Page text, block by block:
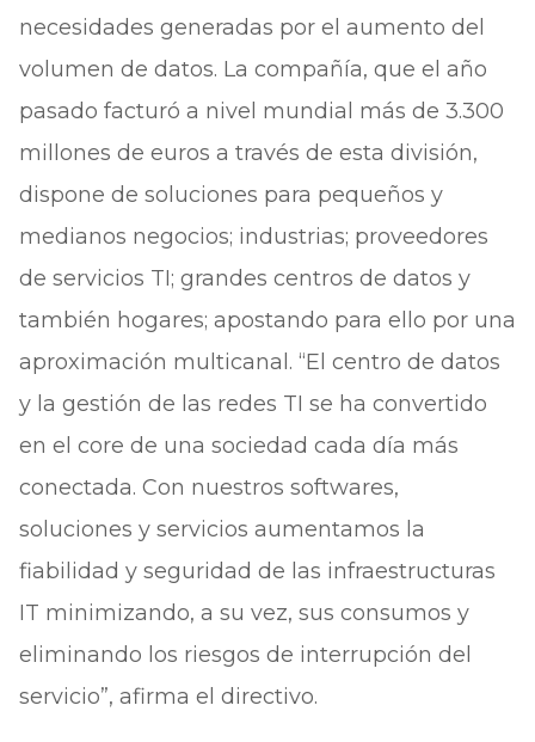
necesidades generadas por el aumento del
volumen de datos. La compañía, que el año
pasado facturó a nivel mundial más de 3.300
millones de euros a través de esta división,
dispone de soluciones para pequeños y
medianos negocios; industrias; proveedores
de servicios TI; grandes centros de datos y
también hogares; apostando para ello por una
aproximación multicanal. “El centro de datos
y la gestión de las redes TI se ha convertido
en el core de una sociedad cada día más
conectada. Con nuestros softwares,
soluciones y servicios aumentamos la
fiabilidad y seguridad de las infraestructuras
IT minimizando, a su vez, sus consumos y
eliminando los riesgos de interrupción del
servicio”, afirma el directivo.